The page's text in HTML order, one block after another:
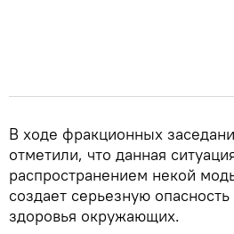
В ходе фракционных
отметили, что данная
распространением некой
создает серьезную
здоровья окружающих.